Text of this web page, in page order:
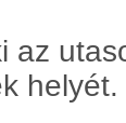
az
helyét.